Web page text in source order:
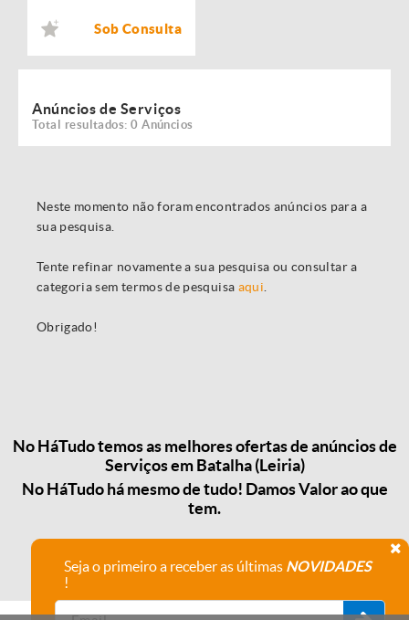
Sob Consulta
Anúncios de Serviços
Total resultados: 0 Anúncios
Neste momento não foram encontrados anúncios para a
sua pesquisa.
Tente refinar novamente a sua pesquisa ou consultar a
categoria sem termos de pesquisa aqui
Obrigado!
No HáTudo temos as melhores ofertas de anúncios de
Serviços em Batalha (Leiria)
No HáTudo há mesmo de tudo! Damos Valor ao que
tem.
Seja o primeiro a receber as últimas NOVIDADES
!